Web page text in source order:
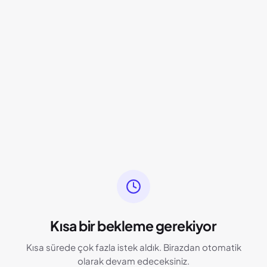
Kısa bir bekleme gerekiyor
Kısa sürede çok fazla istek aldık. Birazdan otomatik
olarak devam edeceksiniz.